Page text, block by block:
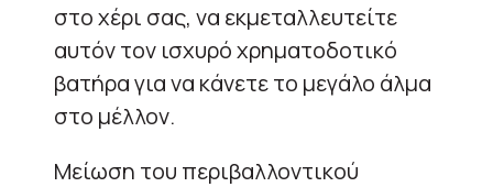
στο χέρι σας, να εκμεταλλευτείτε
αυτόν τον ισχυρό χρηματοδοτικό
βατήρα για να κάνετε το μεγάλο άλμα
στο μέλλον.
Μείωση του περιβαλλοντικού